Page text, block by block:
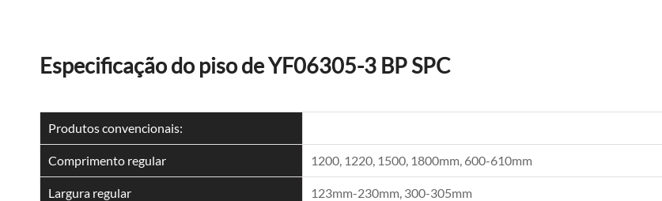
Especificação do piso de YF06305-3 BP SPC
Produtos convencionais:
Comprimento regular 1200, 1220, 1500, 1800mm, 600-610mm
Largura regular 123mm-230mm, 300-305mm